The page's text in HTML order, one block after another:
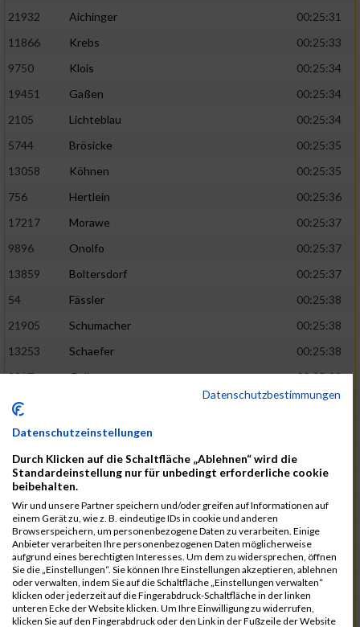
21932
Aichinger
00:25:31
11866
Krebs
00:25:33
9750
Klois
00:25:34
19451
Gaßen
00:25:34
2105
Lichteblau
00:25:34
5744
Brösicke
00:25:35
13058
Köhnen
00:25:35
756
Hertlein
00:25:36
17217
Morawe
00:25:37
9896
Onolfo
00:25:37
13859
Boltersdorf
00:25:37
54
Fässler
00:25:38
21905
Schumacher
00:25:38
13253
Schaefer
00:25:38
2317
Golbar
00:25:38
5561
00:25:38
12006
Laudien
9273
Nicotra
7717
Lades
00:25:38
15581
Adamczak
00:25:38
3162
Heilig
00:25:39
3107
Schork
00:25:40
5888
Regneri
00:25:41
8971
Bien 00:25:42
Datenschutzbestimmungen
Datenschutzeinstellungen
Durch Klicken auf die Schaltfläche „Ablehnen“ wird die
Standardeinstellung nur für unbedingt erforderliche cookie
beibehalten.
Wir und unsere Partner speichern und/oder greifen auf Informationen auf
einem Gerät zu, wie z. B. eindeutige IDs in cookie und anderen
Browserspeichern, um personenbezogene Daten zu verarbeiten. Einige
Anbieter verarbeiten Ihre personenbezogenen Daten möglicherweise
aufgrund eines berechtigten Interesses. Um dem zu widersprechen, öffnen
Sie die „Einstellungen“. Sie können Ihre Einstellungen akzeptieren, ablehnen
oder verwalten, indem Sie auf die Schaltfläche „Einstellungen verwalten“
klicken oder jederzeit auf die Fingerabdruck-Schaltfläche in der linken
unteren Ecke der Website klicken. Um Ihre Einwilligung zu widerrufen,
klicken Sie auf den Fingerabdruck oder den Link in der Fußzeile der Website